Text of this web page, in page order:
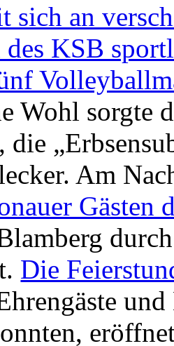
an
KSB
Wohl sorgte
Am
Gästen
Die